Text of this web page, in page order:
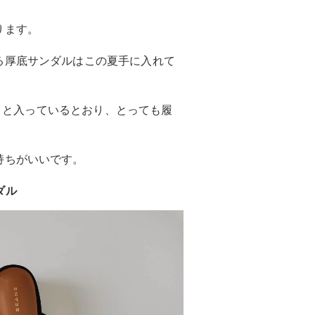
す。
底サンダルはこの夏手に入れて
入っているとおり、とっても履
がいいです。
ル